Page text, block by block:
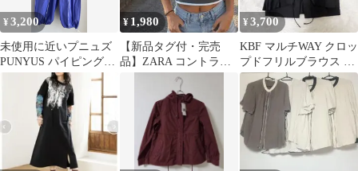
¥3,200
未使用に近いプニュズ
PUNYUS パイピングナ
イロンカーゴパンツ
紫 完売品 美品
¥ 1,980
​【新品タグ付・完売
品】ZARA コントラス
トパイピングTシャツ
¥3,700
KBF マルチWAY クロッ
プドフリルブラウス ブ
ラック 黒 2WAY